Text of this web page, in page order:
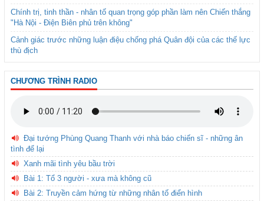
Chính trị, tinh thần - nhân tố quan trọng góp phần làm nên Chiến thắng
"Hà Nội - Điện Biên phủ trên không"
Cảnh giác trước những luận điệu chống phá Quân đội của các thế lực
thù địch
CHƯƠNG TRÌNH RADIO
Đại tướng Phùng Quang Thanh với nhà báo chiến sĩ - những ân
tình để lại
Xanh mãi tình yêu bầu trời
Bài 1: Tổ 3 người - xưa mà không cũ
Bài 2: Truyền cảm hứng từ những nhân tố điển hình